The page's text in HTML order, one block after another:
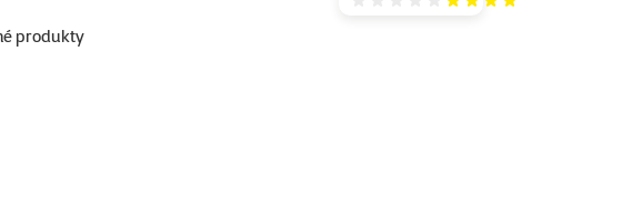
zoo magazín léto 2026
produkty